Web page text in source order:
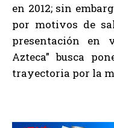
en 2012; sin
por motivos de
presentación en
Azteca” busca
trayectoria por la